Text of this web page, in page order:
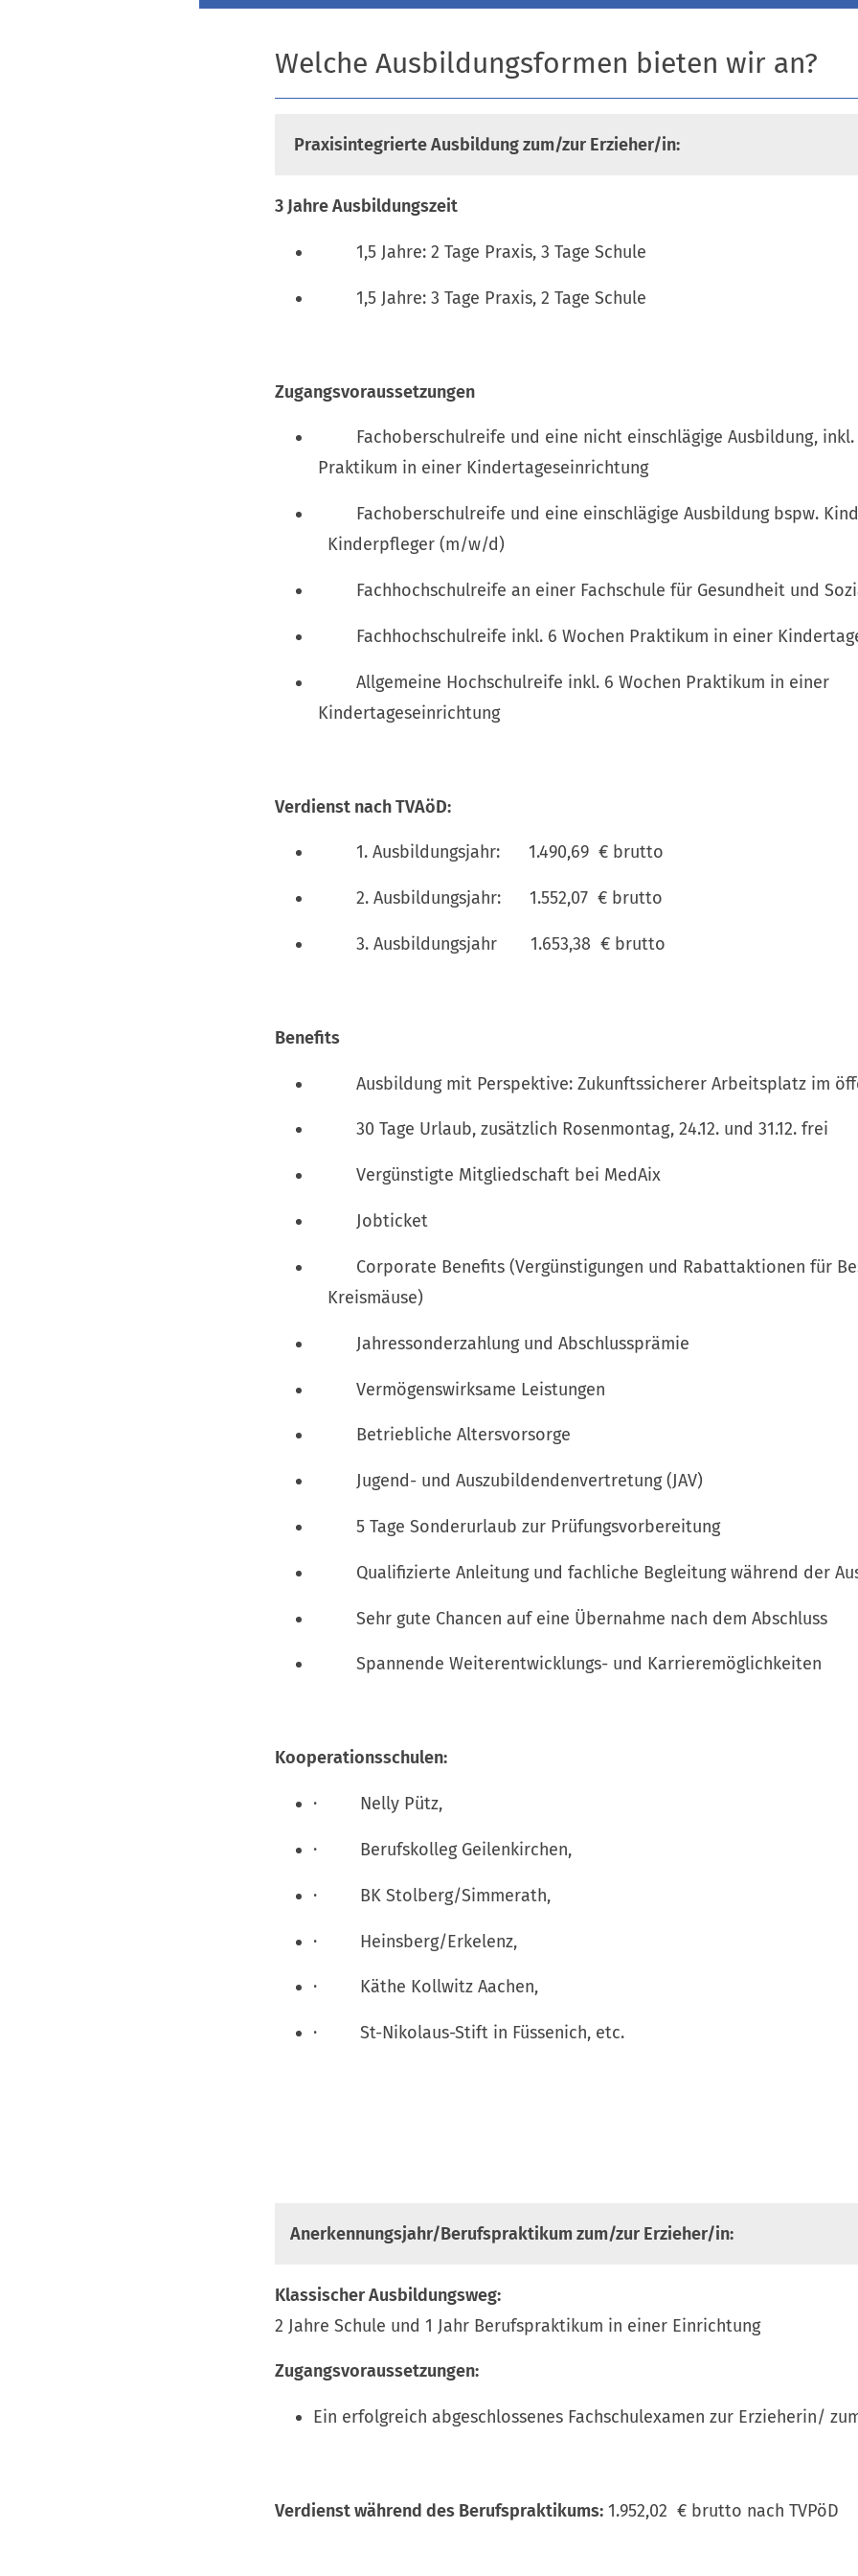
Welche Ausbildungsformen bieten wir an?
Praxisintegrierte Ausbildung zum/zur Erzieher/in:
3 Jahre Ausbildungszeit
1,5 Jahre: 2 Tage Praxis, 3 Tage Schule
1,5 Jahre: 3 Tage Praxis, 2 Tage Schule
Zugangsvoraussetzungen
Fachoberschulreife und eine nicht einschlägige Ausbildung,
Praktikum in einer Kindertageseinrichtung
Fachoberschulreife und eine einschlägige Ausbildung
Kinderpfleger (m/w/d)
Fachhochschulreife an einer Fachschule für Gesundheit und
Fachhochschulreife inkl. 6 Wochen Praktikum in einer
Allgemeine Hochschulreife inkl. 6 Wochen
Kindertageseinrichtung
Verdienst nach TVAöD:
1. Ausbildungsjahr: 1.490,69 € brutto
2. Ausbildungsjahr: 1.552,07 € brutto
3. Ausbildungsjahr 1.653,38 € brutto
Benefits
Ausbildung mit Perspektive: Zukunftssicherer Arbeitsplatz im
30 Tage Urlaub, zusätzlich Rosenmontag, 24.12. und 31.12. frei
Vergünstigte Mitgliedschaft bei MedAix
Jobticket
Corporate Benefits (Vergünstigungen und Rabattaktionen
Kreismäuse)
Jahressonderzahlung und Abschlussprämie
Vermögenswirksame Leistungen
Betriebliche Altersvorsorge
Jugend- und Auszubildendenvertretung (JAV)
5 Tage Sonderurlaub zur Prüfungsvorbereitung
Qualifizierte Anleitung und fachliche Begleitung während der
Sehr gute Chancen auf eine Übernahme nach dem Abschluss
Spannende Weiterentwicklungs- und Karrieremöglichkeiten
Kooperationsschulen:
· Nelly Pütz,
· Berufskolleg Geilenkirchen,
· BK Stolberg/Simmerath,
· Heinsberg/Erkelenz,
· Käthe Kollwitz Aachen,
· St-Nikolaus-Stift in Füssenich, etc.
Anerkennungsjahr/Berufspraktikum zum/zur Erzieher/in:
Klassischer Ausbildungsweg:
2 Jahre Schule und 1 Jahr Berufspraktikum in einer Einrichtung
Zugangsvoraussetzungen:
Ein erfolgreich abgeschlossenes Fachschulexamen zur Erzieherin/
Verdienst während des Berufspraktikums: 1.952,02 € brutto nach TVPöD